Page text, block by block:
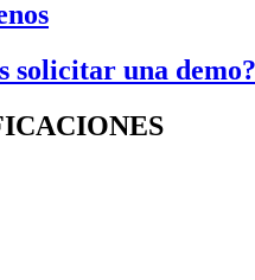
solicitar una demo?